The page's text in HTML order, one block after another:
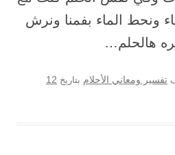
ونحط الماء بفمنا ونرش
هالحلم…
تفسير ومعاني الأحلام بتاريخ 12